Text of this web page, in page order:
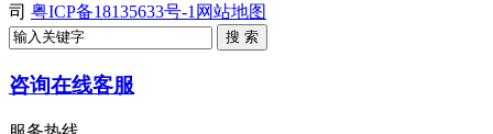
司 粤ICP备18135633号-1 网站地图
咨询在线客服